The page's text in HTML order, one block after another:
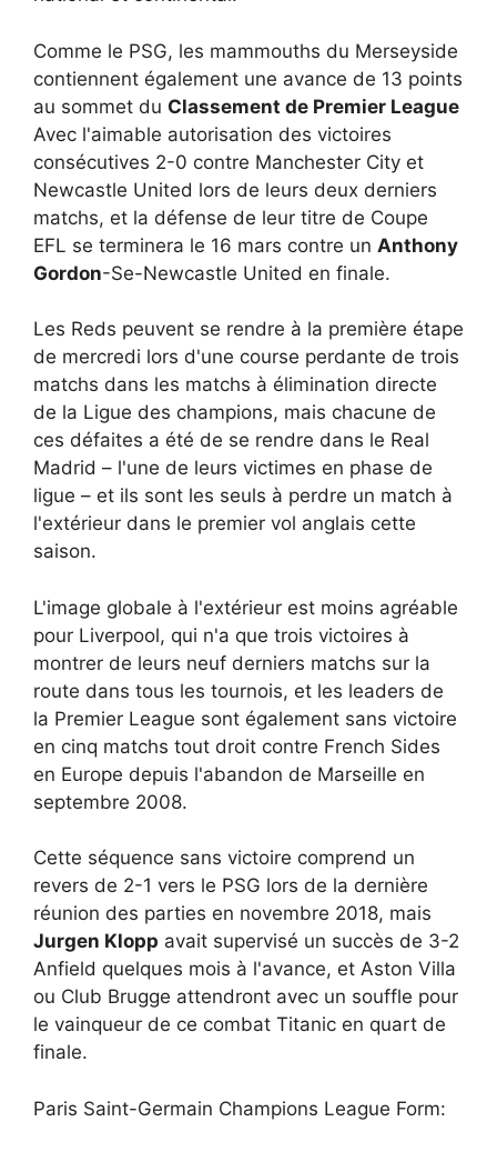
Comme le PSG, les mammouths du Merseyside
contiennent également une avance de 13 points
au sommet du Classement de Premier League
Avec l'aimable autorisation des victoires
consécutives 2-0 contre Manchester City et
Newcastle United lors de leurs deux derniers
matchs, et la défense de leur titre de Coupe
EFL se terminera le 16 mars contre un Anthony
Gordon-Se-Newcastle United en finale.
Les Reds peuvent se rendre à la première étape
de mercredi lors d'une course perdante de trois
matchs dans les matchs à élimination directe
de la Ligue des champions, mais chacune de
ces défaites a été de se rendre dans le Real
Madrid – l'une de leurs victimes en phase de
ligue – et ils sont les seuls à perdre un match à
l'extérieur dans le premier vol anglais cette
saison.
L'image globale à l'extérieur est moins agréable
pour Liverpool, qui n'a que trois victoires à
montrer de leurs neuf derniers matchs sur la
route dans tous les tournois, et les leaders de
la Premier League sont également sans victoire
en cinq matchs tout droit contre French Sides
en Europe depuis l'abandon de Marseille en
septembre 2008.
Cette séquence sans victoire comprend un
revers de 2-1 vers le PSG lors de la dernière
réunion des parties en novembre 2018, mais
Jurgen Klopp avait supervisé un succès de 3-2
Anfield quelques mois à l'avance, et Aston Villa
ou Club Brugge attendront avec un souffle pour
le vainqueur de ce combat Titanic en quart de
finale.
Paris Saint-Germain Champions League Form: